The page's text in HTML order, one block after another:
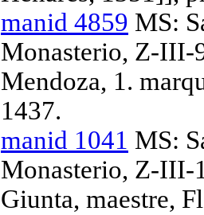
manid 4859 MS:
Monasterio, Z-III-
Mendoza, 1.
1437.
manid 1041 MS:
Monasterio, Z-III-
Giunta, maestre,